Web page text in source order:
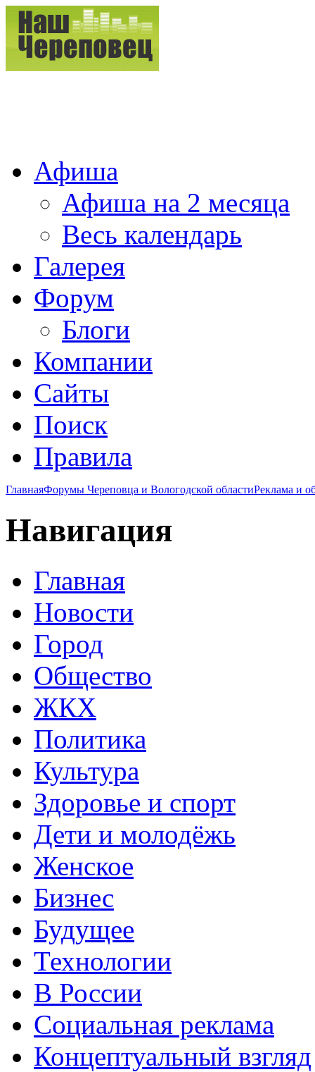
Афиша
Афиша на 2 месяца
Весь календарь
Галерея
Форум
Блоги
Компании
Сайты
Поиск
Правила
ГлавнаяФорумы Череповца и Вологодской областиРеклама и
Навигация
Главная
Новости
Город
Общество
ЖКХ
Политика
Культура
Здоровье и спорт
Дети и молодёжь
Женское
Бизнес
Будущее
Технологии
В России
Социальная реклама
Концептуальный взгляд